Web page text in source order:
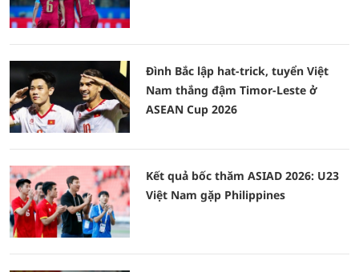
Đình Bắc lập hat-trick, tuyển Việt
Nam thắng đậm Timor-Leste ở
ASEAN Cup 2026
Kết quả bốc thăm ASIAD 2026: U23
Việt Nam gặp Philippines